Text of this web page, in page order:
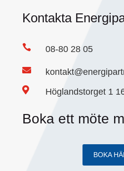
Kontakta
 08-80 28 05

 Höglandstorget 1
Boka ett möte
BOKA